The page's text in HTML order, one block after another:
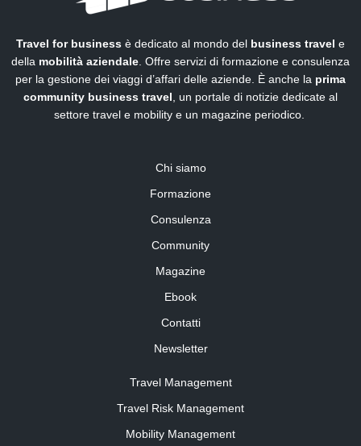
Travel for business è dedicato al mondo del business travel e
della mobilità aziendale . Offre servizi di formazione e consulenza
per la gestione dei viaggi d’affari delle aziende. È anche la prima
community business travel , un portale di notizie dedicate al
settore travel e mobility e un magazine periodico.
Chi siamo
Formazione
Consulenza
Community
Magazine
Ebook
Contatti
Newsletter
Travel Management
Travel Risk Management
Mobility Management